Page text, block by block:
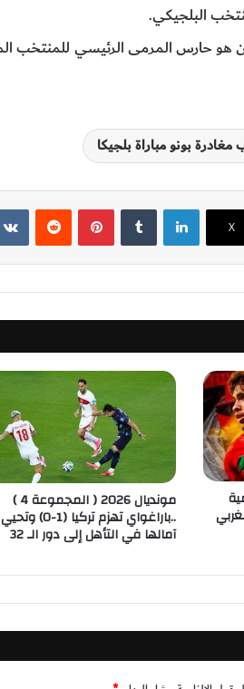
البلجيكي.
بونو مباراة بلجيكا
‫X
لينكدإن بينتيريست
مونديال 2026 ( المجموعة 4 )
..باراغواي تهزم تركيا (1-0) وتحيي
آمالها في التأهل إلى دور الـ 32